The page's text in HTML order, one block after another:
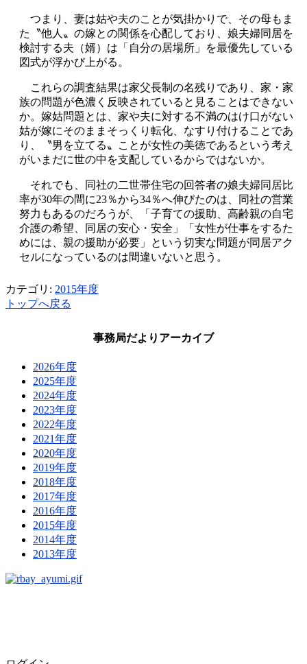
つまり、妻は姑や夫のことが気掛かりで、その母もま
た〝他人〟の嫁との関係を心配しており、娘夫婦同居を
検討する夫（婿）は「自分の居場所」を最優先している
図式が浮かび上がる。
これらの調査結果は家父長制の名残りであり、家・家
族の問題が色濃く反映されていると見ることはできない
か。嫁姑問題とは、家や夫に対する不満のはけ口がない
姑が嫁にそのままそっくり転化、なすり付けることであ
り、〝男を立てる〟ことが女性の美徳であるという考え
がいまだに世の中を支配しているからではないか。
それでも、同社の二世帯住宅の回答者の娘夫婦同居比
率が30年の間に23％から34％へ伸びたのは、同社の営業
努力もあるのだろうが、「子育ての援助、高齢親の自宅
介護の希望、同居の安心・安全」「女性が仕事をするた
めには、親の援助が必要」という切実な問題が同居アク
セルになっているのは間違いないと思う。
カテゴリ: 2015年度
トップへ戻る
事務局だよりアーカイブ
2026年度
2025年度
2024年度
2023年度
2022年度
2021年度
2020年度
2019年度
2018年度
2017年度
2016年度
2015年度
2014年度
2013年度